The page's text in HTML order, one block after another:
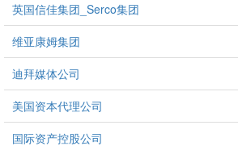
英国信佳集团_Serco集团
维亚康姆集团
迪拜媒体公司
美国资本代理公司
国际资产控股公司